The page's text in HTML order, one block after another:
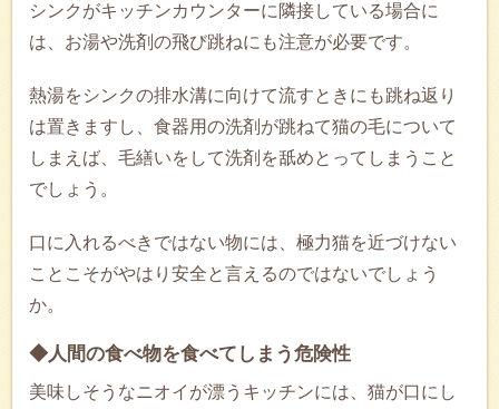
シンクがキッチンカウンターに隣接している場合に
は、お湯や洗剤の飛び跳ねにも注意が必要です。
熱湯をシンクの排水溝に向けて流すときにも跳ね返り
は置きますし、食器用の洗剤が跳ねて猫の毛について
しまえば、毛繕いをして洗剤を舐めとってしまうこと
でしょう。
口に入れるべきではない物には、極力猫を近づけない
ことこそがやはり安全と言えるのではないでしょう
か。
◆人間の食べ物を食べてしまう危険性
美味しそうなニオイが漂うキッチンには、猫が口にし